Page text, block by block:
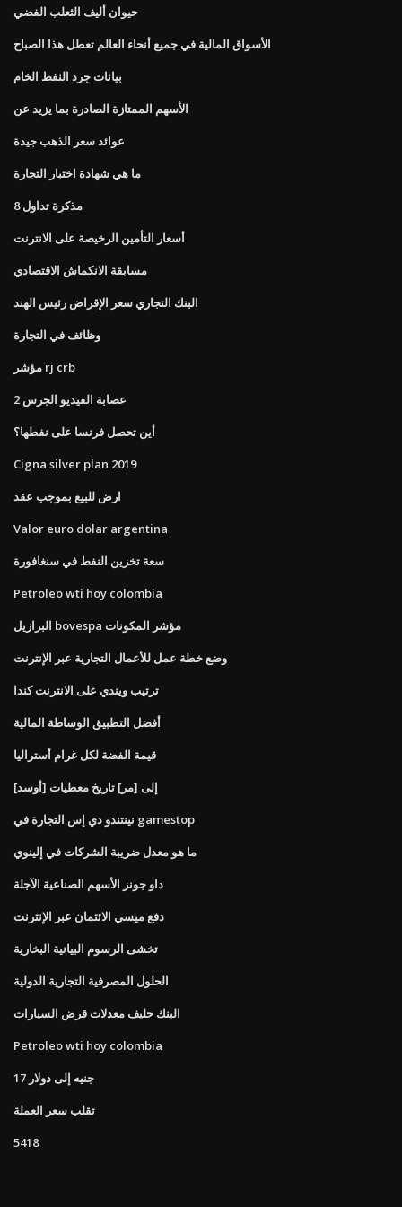
حيوان أليف الثعلب الفضي
الأسواق المالية في جميع أنحاء العالم تعطل هذا الصباح
بيانات جرد النفط الخام
الأسهم الممتازة الصادرة بما يزيد عن
عوائد سعر الذهب جيدة
ما هي شهادة اختبار التجارة
مذكرة تداول 8
أسعار التأمين الرخيصة على الانترنت
مسابقة الانكماش الاقتصادي
البنك التجاري سعر الإقراض رئيس الهند
وظائف في التجارة
مؤشر rj crb
عصابة الفيديو الجرس 2
أين تحصل فرنسا على نفطها؟
Cigna silver plan 2019
ارض للبيع بموجب عقد
Valor euro dolar argentina
سعة تخزين النفط في سنغافورة
Petroleo wti hoy colombia
البرازيل bovespa مؤشر المكونات
وضع خطة عمل للأعمال التجارية عبر الإنترنت
ترتيب ويندي على الانترنت كندا
أفضل التطبيق الوساطة المالية
قيمة الفضة لكل غرام أستراليا
[أوسد] إلى [مر] تاريخ معطيات
نينتندو دي إس التجارة في gamestop
ما هو معدل ضريبة الشركات في إلينوي
داو جونز الأسهم الصناعية الآجلة
دفع ميسي الائتمان عبر الإنترنت
تخشى الرسوم البيانية البخارية
الحلول المصرفية التجارية الدولية
البنك حليف معدلات قرض السيارات
Petroleo wti hoy colombia
17 جنيه إلى دولار
تقلب سعر العملة
5418